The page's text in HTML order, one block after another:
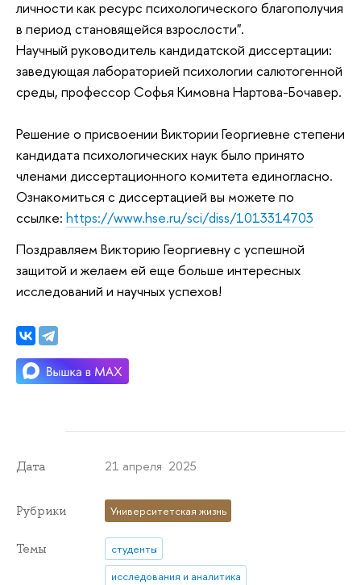
личности как ресурс психологического благополучия
в период становящейся взрослости".
Научный руководитель кандидатской диссертации:
заведующая лабораторией психологии салютогенной
среды, профессор Софья Кимовна Нартова-Бочавер.
Решение о присвоении Виктории Георгиевне степени
кандидата психологических наук было принято
членами диссертационного комитета единогласно.
Ознакомиться с диссертацией вы можете по
ссылке: https://www.hse.ru/sci/diss/1013314703
Поздравляем Викторию Георгиевну с успешной
защитой и желаем ей еще больше интересных
исследований и научных успехов!
Дата 21 апреля 2025
Рубрики Университетская жизнь
Темы
студенты
исследования и аналитика